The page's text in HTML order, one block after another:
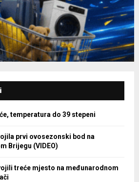
temperatura do 39 stepeni
prvi ovosezonski bod na
Brijegu (VIDEO)
treće mjesto na međunarodnom